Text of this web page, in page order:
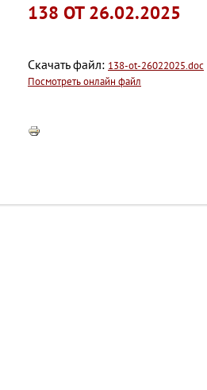
138 ОТ 26.02.2025
Скачать файл: 138-ot-26022025.doc
Посмотреть онлайн файл